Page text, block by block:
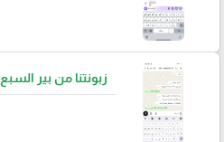
زبونتنا من بير السبع